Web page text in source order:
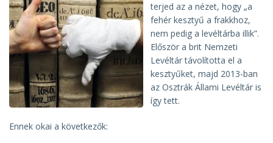
terjed az a nézet, hogy „a
fehér kesztyű a frakkhoz,
nem pedig a levéltárba illik”.
Először a brit Nemzeti
Levéltár távolította el a
kesztyűket, majd 2013-ban
az Osztrák Állami Levéltár is
így tett.
Ennek okai a következők: